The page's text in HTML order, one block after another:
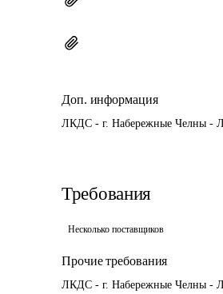
Доп. информация
ЛКДС - г. Набережные Челны -
Требования
Несколько поставщиков
Прочие требования
ЛКДС - г. Набережные Челны -